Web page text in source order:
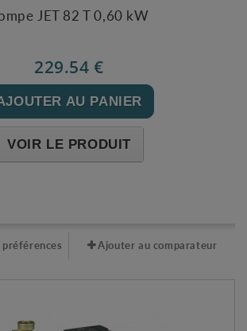
JET 82 T 0,60 kW
229.54 €
AU PANIER
VOIR LE PRODUIT
Ajouter au comparateur